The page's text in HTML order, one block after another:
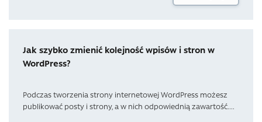
Jak szybko zmienić kolejność wpisów i stron w
WordPress?
Podczas tworzenia strony internetowej WordPress możesz
publikować posty i strony, a w nich odpowiednią zawartość....